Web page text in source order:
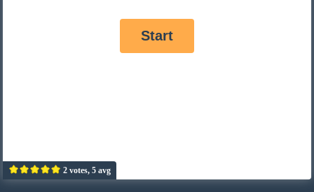
2 votes, 5 avg